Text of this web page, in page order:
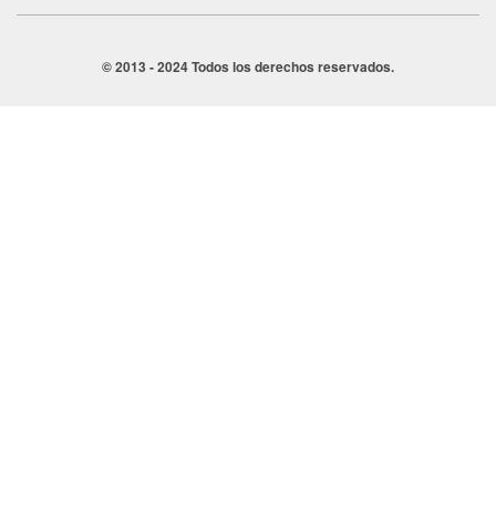
© 2013 - 2024 Todos los derechos reservados.